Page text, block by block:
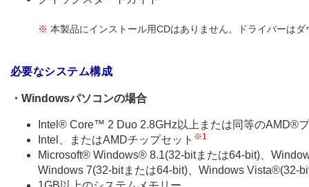
※ 本製品にインストール用CDはありません。ドライバーは
必要なシステム構成
・Windowsパソコンの場合
Intel® Core™ 2 Duo 2.8GHz以上または同等のAMD®
Intel、またはAMDチップセット ※1
Microsoft® Windows® 8.1(32-bitまたは64-bit)、
Windows 7(32-bitまたは64-bit)、Windows Vista®(32-